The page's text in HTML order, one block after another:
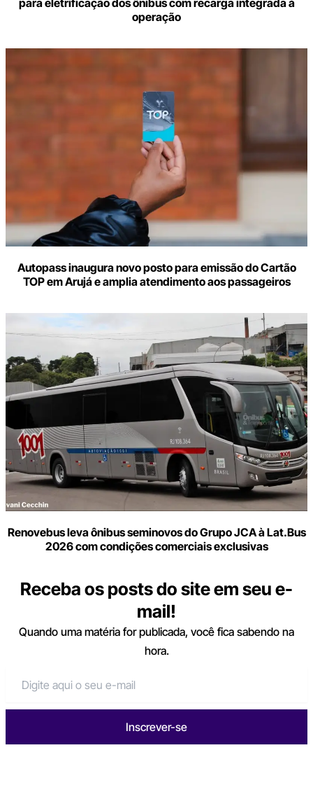
para eletrificação dos ônibus com recarga integrada à
operação
Autopass inaugura novo posto para emissão do Cartão
TOP em Arujá e amplia atendimento aos passageiros
Renovebus leva ônibus seminovos do Grupo JCA à Lat.Bus
2026 com condições comerciais exclusivas
Receba os posts do site em seu e-
mail!
Quando uma matéria for publicada, você fica sabendo na
hora.
Inscrever-se